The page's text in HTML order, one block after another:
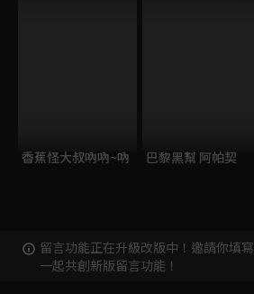
香蕉怪大叔吶吶~吶 巴黎黑幫 阿帕契
留言功能正在升級改版中！邀請你填寫
一起共創新版留言功能！